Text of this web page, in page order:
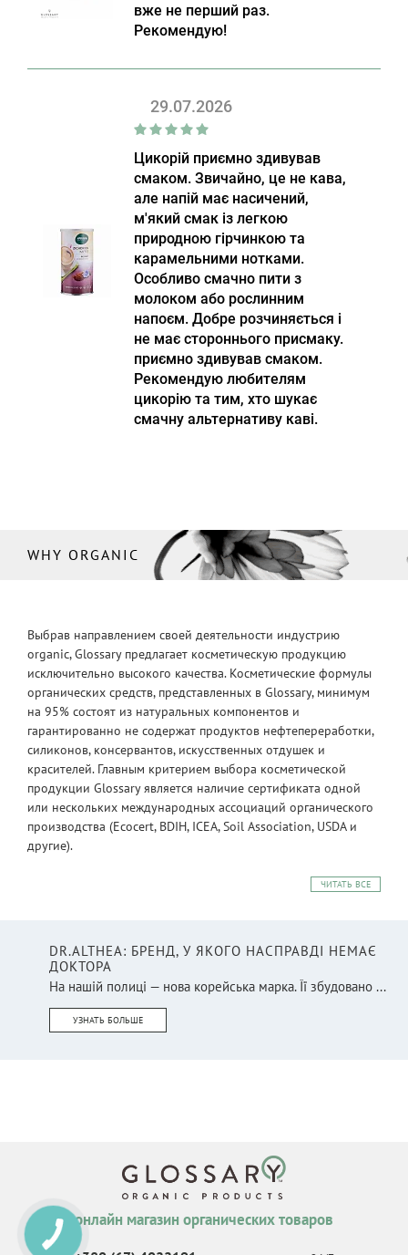
вже не перший раз.
Рекомендую!
29.07.2026
Цикорій приємно здивував
смаком. Звичайно, це не кава,
але напій має насичений,
м'який смак із легкою
природною гірчинкою та
карамельними нотками.
Особливо смачно пити з
молоком або рослинним
напоєм. Добре розчиняється і
не має стороннього присмаку.
приємно здивував смаком.
Рекомендую любителям
цикорію та тим, хто шукає
смачну альтернативу каві.
WHY ORGANIC
Выбрав направлением своей деятельности индустрию
organic, Glossary предлагает косметическую продукцию
исключительно высокого качества. Косметические формулы
органических средств, представленных в Glossary, минимум
на 95% состоят из натуральных компонентов и
гарантированно не содержат продуктов нефтепереработки,
силиконов, консервантов, искусственных отдушек и
красителей. Главным критерием выбора косметической
продукции Glossary является наличие сертификата одной
или нескольких международных ассоциаций органического
производства (Ecocert, BDIH, ICEA, Soil Association, USDA и
другие).
ЧИТАТЬ ВСЕ
DR.ALTHEA: БРЕНД, У ЯКОГО НАСПРАВДІ НЕМАЄ
ДОКТОРА
На нашій полиці — нова корейська марка. Її збудовано ...
УЗНАТЬ БОЛЬШЕ
онлайн магазин органических товаров
КНОПКА
СВЯЗИ